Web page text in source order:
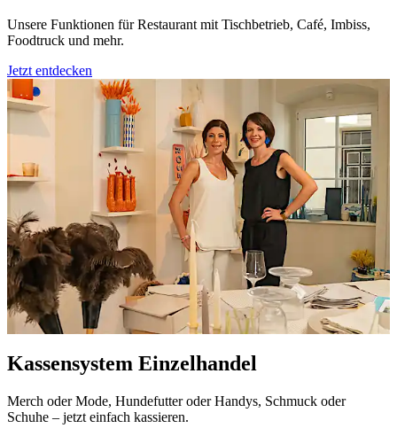
Unsere Funktionen für Restaurant mit Tischbetrieb, Café, Imbiss,
Foodtruck und mehr.
Jetzt entdecken
Kassensystem Einzelhandel
Merch oder Mode, Hundefutter oder Handys, Schmuck oder
Schuhe – jetzt einfach kassieren.